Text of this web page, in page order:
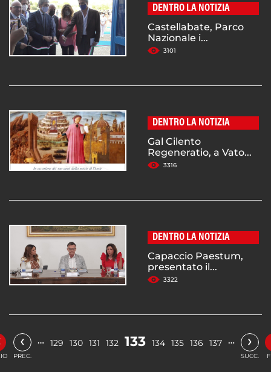
DENTRO LA NOTIZIA
Castellabate, Parco
Nazionale i...
3101
DENTRO LA NOTIZIA
Gal Cilento
Regeneratio, a Vato...
3316
DENTRO LA NOTIZIA
Capaccio Paestum,
presentato il...
3322
‹
PREC.
… 129 130 131 132 133 134 135 136 137 … ›
SUCC.